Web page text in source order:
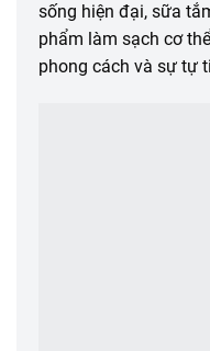
sống hiện đại, sữa
phẩm làm sạch cơ
phong cách và sự tự